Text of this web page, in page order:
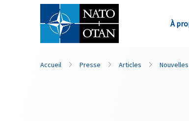
À
Nom de famille*
Accueil Presse Articles Nouvelles